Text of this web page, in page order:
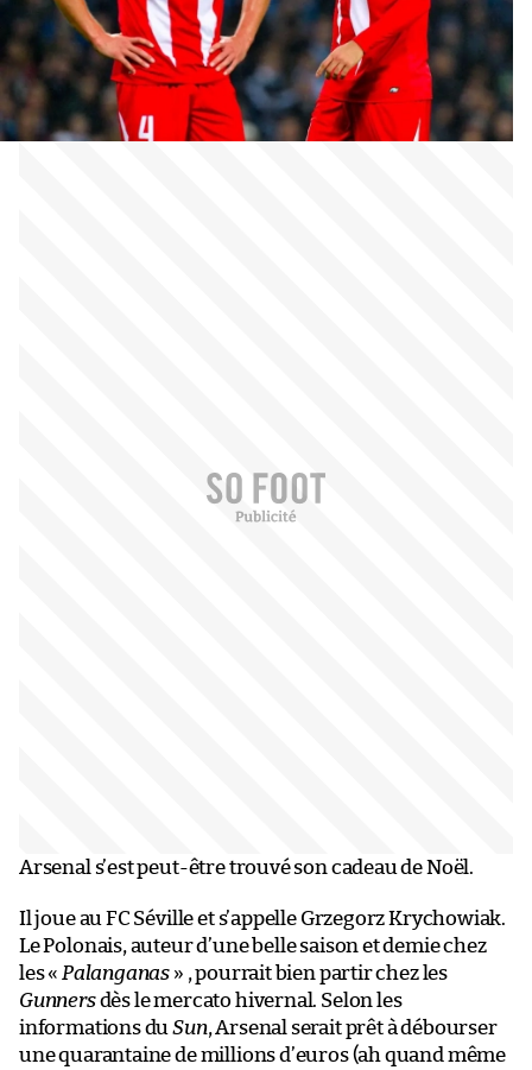
Arsenal s’est peut-être trouvé son cadeau de Noël.
Il joue au FC Séville et s’appelle Grzegorz Krychowiak.
Le Polonais, auteur d’une belle saison et demie chez
les « Palanganas » , pourrait bien partir chez les
Gunnersdès le mercato hivernal. Selon les
informations duSun, Arsenal serait prêt à débourser
une quarantaine de millions d’euros (ah quand même